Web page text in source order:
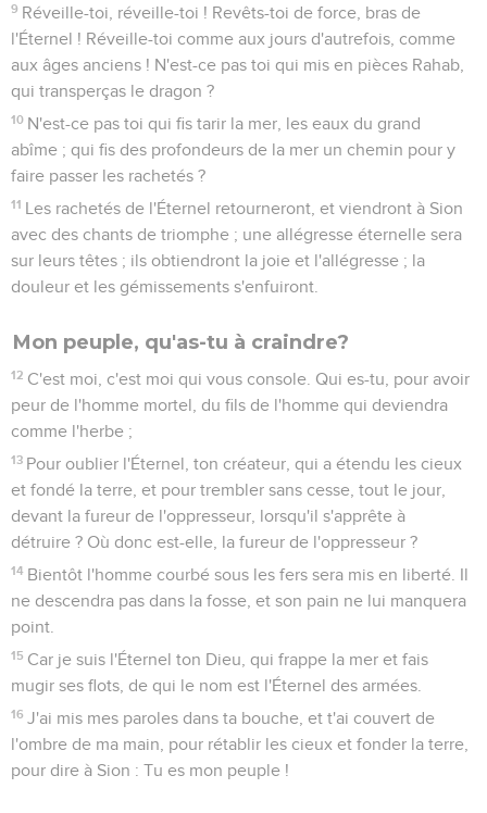
9 Réveille-toi, réveille-toi ! Revêts-toi de force, bras de
l'Éternel ! Réveille-toi comme aux jours d'autrefois, comme
aux âges anciens ! N'est-ce pas toi qui mis en pièces Rahab,
qui transperças le dragon ?
10 N'est-ce pas toi qui fis tarir la mer, les eaux du grand
abîme ; qui fis des profondeurs de la mer un chemin pour y
faire passer les rachetés ?
11 Les rachetés de l'Éternel retourneront, et viendront à Sion
avec des chants de triomphe ; une allégresse éternelle sera
sur leurs têtes ; ils obtiendront la joie et l'allégresse ; la
douleur et les gémissements s'enfuiront.
Mon peuple, qu'as-tu à craindre?
12 C'est moi, c'est moi qui vous console. Qui es-tu, pour avoir
peur de l'homme mortel, du fils de l'homme qui deviendra
comme l'herbe ;
13 Pour oublier l'Éternel, ton créateur, qui a étendu les cieux
et fondé la terre, et pour trembler sans cesse, tout le jour,
devant la fureur de l'oppresseur, lorsqu'il s'apprête à
détruire ? Où donc est-elle, la fureur de l'oppresseur ?
14 Bientôt l'homme courbé sous les fers sera mis en liberté. Il
ne descendra pas dans la fosse, et son pain ne lui manquera
point.
15 Car je suis l'Éternel ton Dieu, qui frappe la mer et fais
mugir ses flots, de qui le nom est l'Éternel des armées.
16 J'ai mis mes paroles dans ta bouche, et t'ai couvert de
l'ombre de ma main, pour rétablir les cieux et fonder la terre,
pour dire à Sion : Tu es mon peuple !